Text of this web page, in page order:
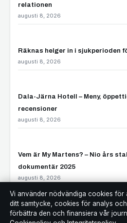
relationen
augusti 8, 2026
Räknas helger in i sjukperioden
augusti 8, 2026
Dala-Järna Hotell – Meny,
recensioner
augusti 8, 2026
Vem är My Martens? – Nio års
dokumentär 2025
augusti 8, 2026
Lägenhet nära Yalesville, CT –
Vi använder nödvändiga cookies för
ditt samtycke, cookies för analys
förbättra den och finansiera vår